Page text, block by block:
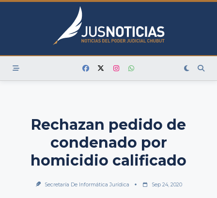
Skip
Rechazan pedido de
condenado por
homicidio calificado
Secretaría De Informática Jurídica Sep 24, 2020